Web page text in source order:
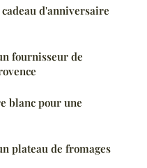
d'anniversaire
fournisseur de
blanc pour une
plateau de fromages